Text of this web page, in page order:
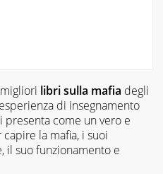
libri sulla mafia degli
di insegnamento
presenta come un vero e
la mafia, i suoi
il suo funzionamento e